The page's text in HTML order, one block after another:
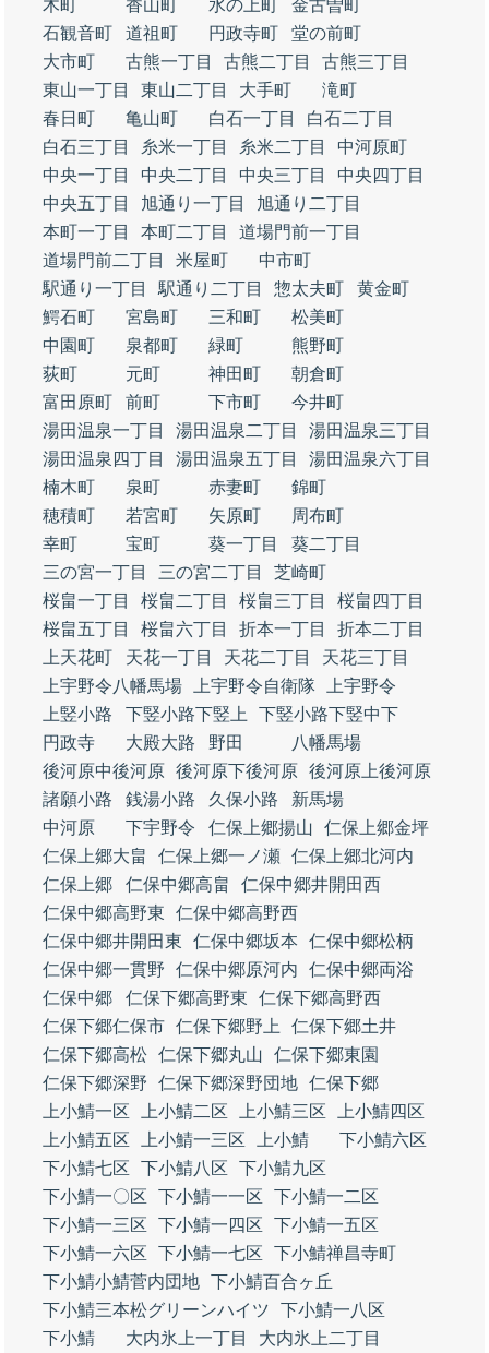
木町 香山町 水の上町
金古曽町
石観音町
道祖町 円政寺町
堂の前町
大市町
古熊一丁目 古熊二丁目
古熊三丁目
東山一丁目
東山二丁目 大手町
滝町
春日町
亀山町 白石一丁目
白石二丁目
白石三丁目
糸米一丁目 糸米二丁目
中河原町
中央一丁目
中央二丁目 中央三丁目
中央四丁目
中央五丁目
旭通り一丁目
旭通り二丁目
本町一丁目
本町二丁目
道場門前一丁目
道場門前二丁目
米屋町
中市町
駅通り一丁目
駅通り二丁目 惣太夫町
黄金町
鰐石町
宮島町 三和町
松美町
中園町
泉都町 緑町
熊野町
荻町
元町 神田町
朝倉町
富田原町
前町 下市町
今井町
湯田温泉一丁目
湯田温泉二丁目
湯田温泉三丁目
湯田温泉四丁目
湯田温泉五丁目
湯田温泉六丁目
楠木町
泉町 赤妻町
錦町
穂積町
若宮町 矢原町
周布町
幸町
宝町 葵一丁目
葵二丁目
三の宮一丁目
三の宮二丁目
芝崎町
桜畠一丁目
桜畠二丁目 桜畠三丁目
桜畠四丁目
桜畠五丁目
桜畠六丁目 折本一丁目
折本二丁目
上天花町
天花一丁目 天花二丁目
天花三丁目
上宇野令八幡馬場
上宇野令自衛隊
上宇野令
上竪小路
下竪小路下竪上
下竪小路下竪中下
円政寺
大殿大路 野田
八幡馬場
後河原中後河原 後河原下後河原 後河原上後河原
諸願小路
銭湯小路 久保小路
新馬場
中河原
下宇野令 仁保上郷揚山
仁保上郷金坪
仁保上郷大畠
仁保上郷一ノ瀬 仁保上郷北河内
仁保上郷
仁保中郷高畠
仁保中郷井開田西
仁保中郷高野東
仁保中郷高野西
仁保中郷井開田東
仁保中郷坂本
仁保中郷松柄
仁保中郷一貫野
仁保中郷原河内
仁保中郷両浴
仁保中郷
仁保下郷高野東
仁保下郷高野西
仁保下郷仁保市 仁保下郷野上
仁保下郷土井
仁保下郷高松 仁保下郷丸山
仁保下郷東園
仁保下郷深野
仁保下郷深野団地 仁保下郷
上小鯖一区
上小鯖二区 上小鯖三区
上小鯖四区
上小鯖五区
上小鯖一三区 上小鯖
下小鯖六区
下小鯖七区
下小鯖八区
下小鯖九区
下小鯖一〇区
下小鯖一一区
下小鯖一二区
下小鯖一三区
下小鯖一四区
下小鯖一五区
下小鯖一六区
下小鯖一七区
下小鯖禅昌寺町
下小鯖小鯖菅内団地 下小鯖百合ヶ丘
下小鯖三本松グリーンハイツ
下小鯖一八区
下小鯖
大内氷上一丁目
大内氷上二丁目